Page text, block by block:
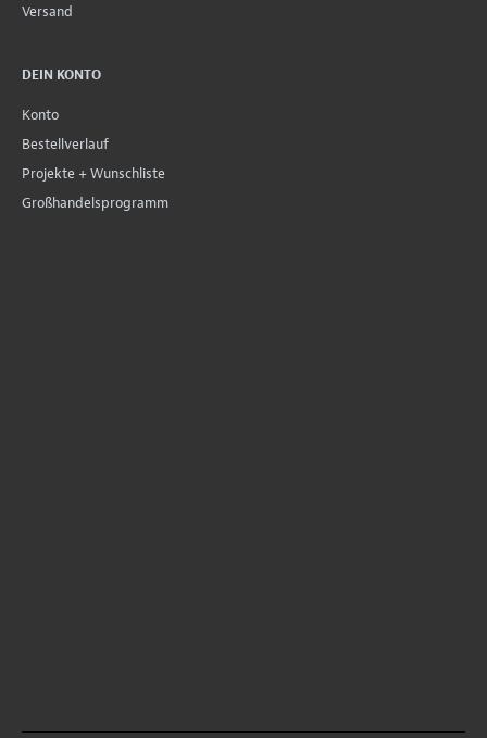
Versand
DEIN KONTO
Konto
Bestellverlauf
Projekte + Wunschliste
Großhandelsprogramm